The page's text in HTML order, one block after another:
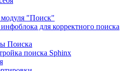
"Поиск"
для корректного поиска
Поиска
поиска Sphinx